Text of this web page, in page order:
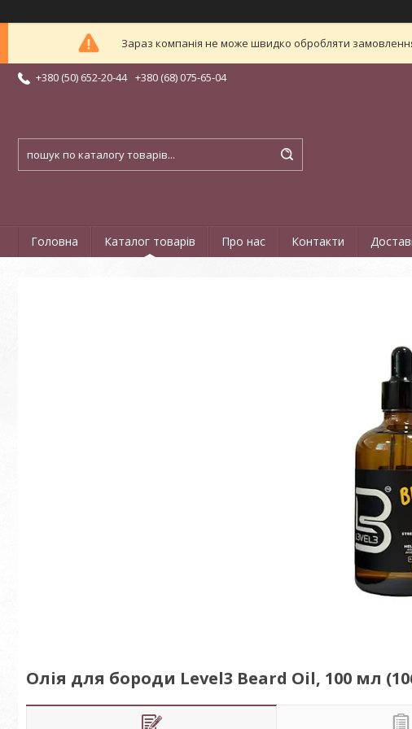
Зараз компанія не може швидко обробляти
+380 (50) 652-20-44 +380 (68) 075-65-04
Головна Каталог товарів Про нас Контакти
Олія для бороди Level3 Beard Oil, 100 мл